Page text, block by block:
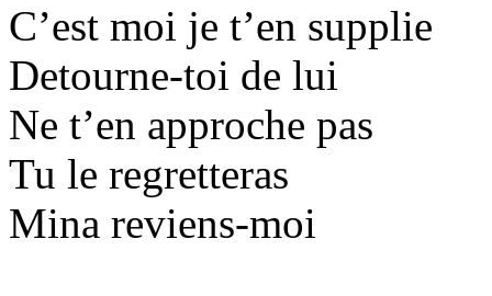
C’est moi je t’en supplie
Detourne-toi de lui
Ne t’en approche pas
Tu le regretteras
Mina reviens-moi